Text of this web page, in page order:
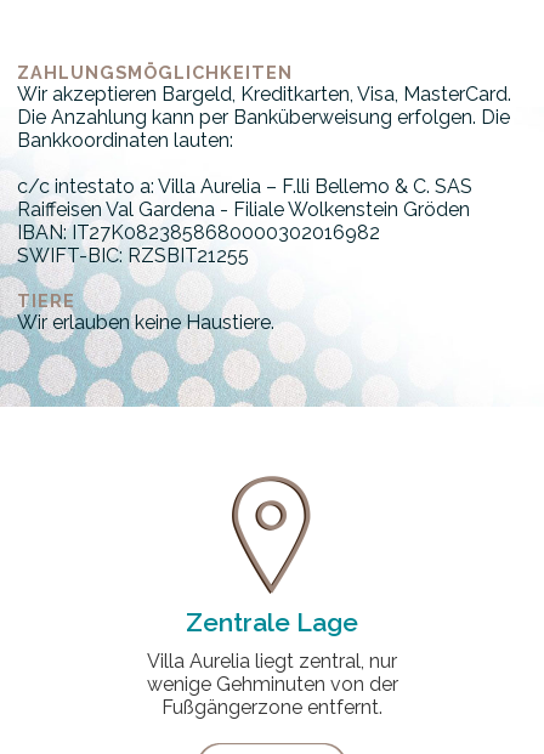
ZAHLUNGSMÖGLICHKEITEN
Wir akzeptieren Bargeld, Kreditkarten, Visa, MasterCard.
Die Anzahlung kann per Banküberweisung erfolgen. Die
Bankkoordinaten lauten:
c/c intestato a: Villa Aurelia – F.lli Bellemo & C. SAS
Raiffeisen Val Gardena - Filiale Wolkenstein Gröden
IBAN: IT27K0823858680000302016982
SWIFT-BIC: RZSBIT21255
TIERE
Wir erlauben keine Haustiere.
Zentrale Lage
Villa Aurelia liegt zentral, nur
wenige Gehminuten von der
Fußgängerzone entfernt.